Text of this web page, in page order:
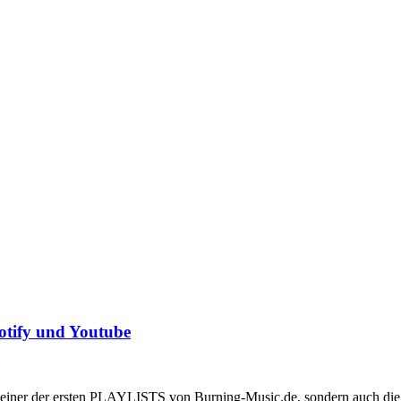
und Youtube
der ersten PLAYLISTS von Burning-Music.de, sondern auch